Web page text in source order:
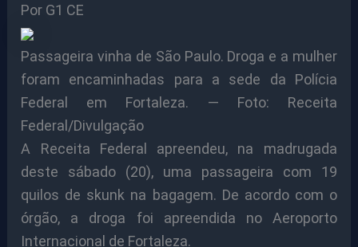
Por G1 CE
Passageira vinha de São Paulo. Droga e a mulher
foram encaminhadas para a sede da Polícia
Federal em Fortaleza. — Foto: Receita
Federal/Divulgação
A Receita Federal apreendeu, na madrugada
deste sábado (20), uma passageira com 19
quilos de skunk na bagagem. De acordo com o
órgão, a droga foi apreendida no Aeroporto
Internacional de Fortaleza.